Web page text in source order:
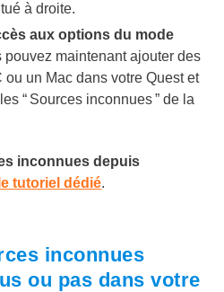
à droite.
aux options du mode
pouvez maintenant ajouter des
un Mac dans votre Quest et
“ Sources inconnues ” de la
inconnues depuis
tutoriel dédié.
inconnues
ou pas dans votre